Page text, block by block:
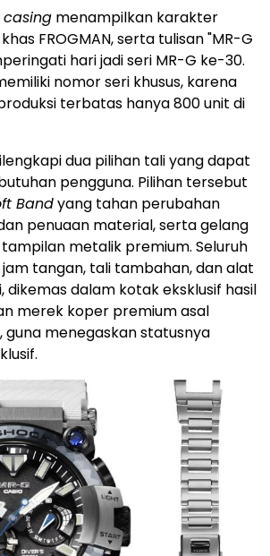
casing menampilkan karakter
FROGMAN, serta tulisan "MR-G
hari jadi seri MR-G ke-30.
nomor seri khusus, karena
terbatas hanya 800 unit di
dua pilihan tali yang dapat
pengguna. Pilihan tersebut
Bandyang tahan perubahan
penuaan material, serta gelang
metalik premium. Seluruh
tangan, tali tambahan, dan alat
dikemas dalam kotak eksklusif hasil
merek koper premium asal
guna menegaskan statusnya